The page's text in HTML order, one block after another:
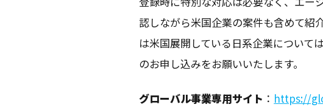
認しながら米国企業の案件も含めて紹
は米国展開している日系企業について
のお申し込みをお願いいたします。
グローバル事業専用サイト ： https://